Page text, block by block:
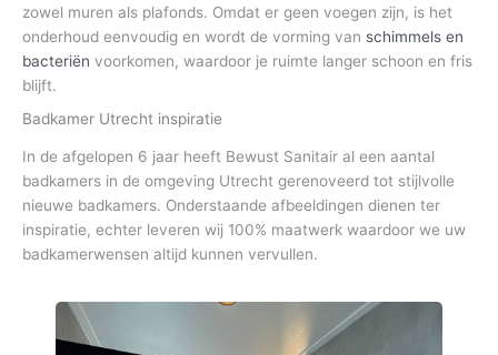
zowel muren als plafonds. Omdat er geen voegen zijn, is het
onderhoud eenvoudig en wordt de vorming van schimmels en
bacteriën voorkomen, waardoor je ruimte langer schoon en fris
blijft.
Badkamer Utrecht inspiratie
In de afgelopen 6 jaar heeft Bewust Sanitair al een aantal
badkamers in de omgeving Utrecht gerenoveerd tot stijlvolle
nieuwe badkamers. Onderstaande afbeeldingen dienen ter
inspiratie, echter leveren wij 100% maatwerk waardoor we uw
badkamerwensen altijd kunnen vervullen.